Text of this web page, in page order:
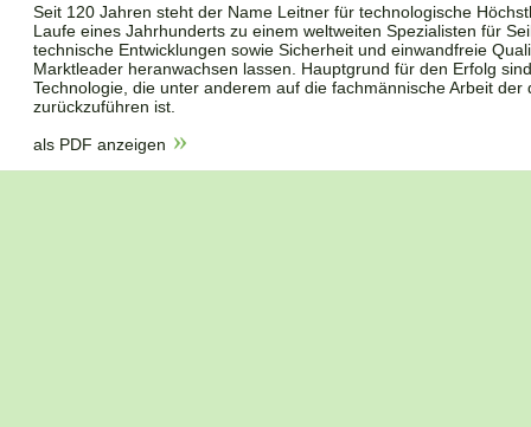
Seit 120 Jahren steht der Name Leitner für technologische
Laufe eines Jahrhunderts zu einem weltweiten Spezialisten für
technische Entwicklungen sowie Sicherheit und einwandfreie
Marktleader heranwachsen lassen. Hauptgrund für den Erfolg
Technologie, die unter anderem auf die fachmännische Arbeit der
zurückzuführen ist.
als PDF anzeigen